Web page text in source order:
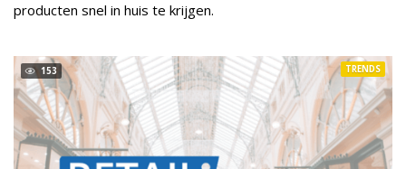
producten snel in huis te krijgen.
153 TRENDS